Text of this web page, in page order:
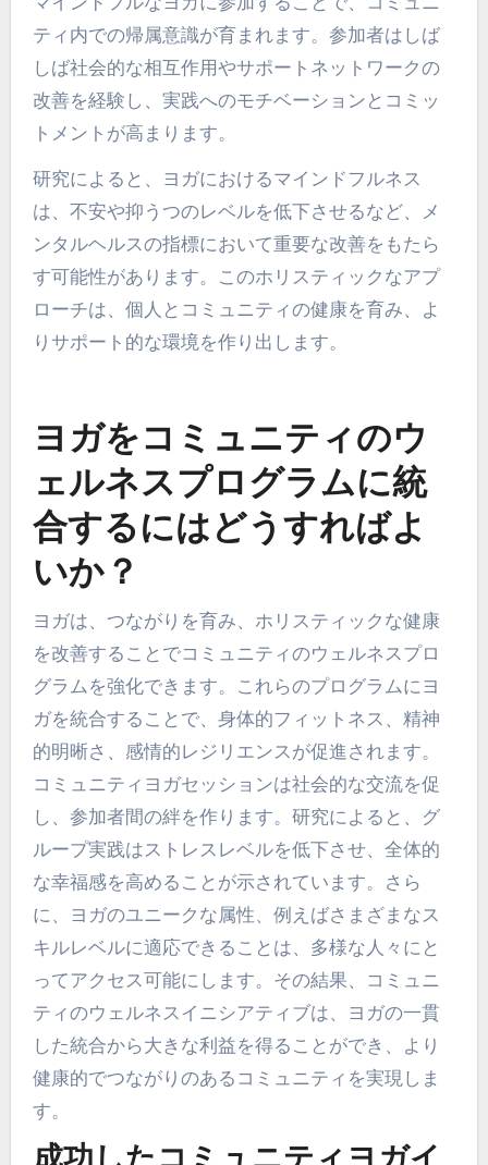
マインドフルネスは、ヨガ中の身体的な感覚への
意識を高め、より良いアライメントを促進し、怪
我のリスクを減少させます。実践者は、精神的な
明晰さ、感情の調整、ストレスの軽減が増加した
と報告し、これが全体的な幸福感に寄与します。
マインドフルなヨガに参加することで、コミュニ
ティ内での帰属意識が育まれます。参加者はしば
しば社会的な相互作用やサポートネットワークの
改善を経験し、実践へのモチベーションとコミッ
トメントが高まります。
ンタルヘルスの指標において重要な改善をもたら
す可能性があります。このホリスティックなアプ
ローチは、個人とコミュニティの健康を育み、よ
りサポート的な環境を作り出します。
ヨガをコミュニティのウ
ェルネスプログラムに統
合するにはどうすればよ
いか？
ヨガは、つながりを育み、ホリスティックな健康
を改善することでコミュニティのウェルネスプロ
グラムを強化できます。これらのプログラムにヨ
ガを統合することで、身体的フィットネス、精神
的明晰さ、感情的レジリエンスが促進されます。
コミュニティヨガセッションは社会的な交流を促
し、参加者間の絆を作ります。研究によると、グ
ループ実践はストレスレベルを低下させ、全体的
な幸福感を高めることが示されています。さら
に、ヨガのユニークな属性、例えばさまざまなス
キルレベルに適応できることは、多様な人々にと